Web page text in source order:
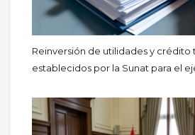
Reinversión de utilidades y
establecidos por la Sunat para el